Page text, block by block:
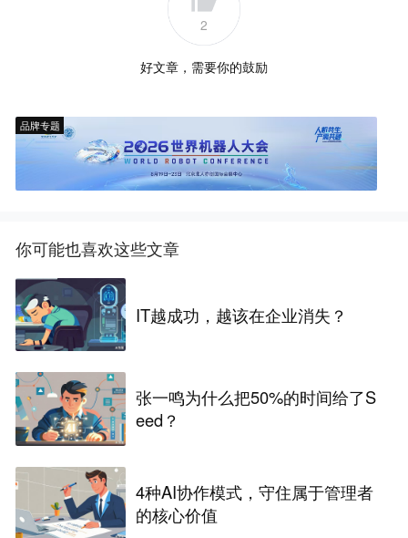
2
好文章，需要你的鼓励
品牌专题
你可能也喜欢这些文章
IT越成功，越该在企业消失？
张一鸣为什么把50%的时间给了S
eed？
4种AI协作模式，守住属于管理者
的核心价值